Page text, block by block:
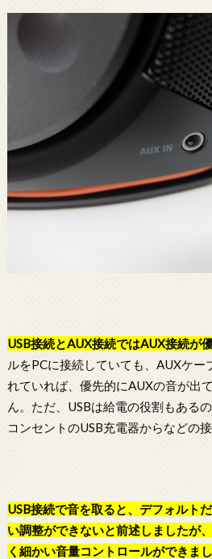
USB接続とAUX接続ではAUX接続が
ルをPCに接続していても、AUXケー
れていれば、優先的にAUXの音が出
ん。ただ、USBは給電の役割もある
コンセントのUSB充電器からなどの接
USB接続で音を取ると、デフォルト
い調整ができないと前述しましたが
く細かい音量コントロールができまし